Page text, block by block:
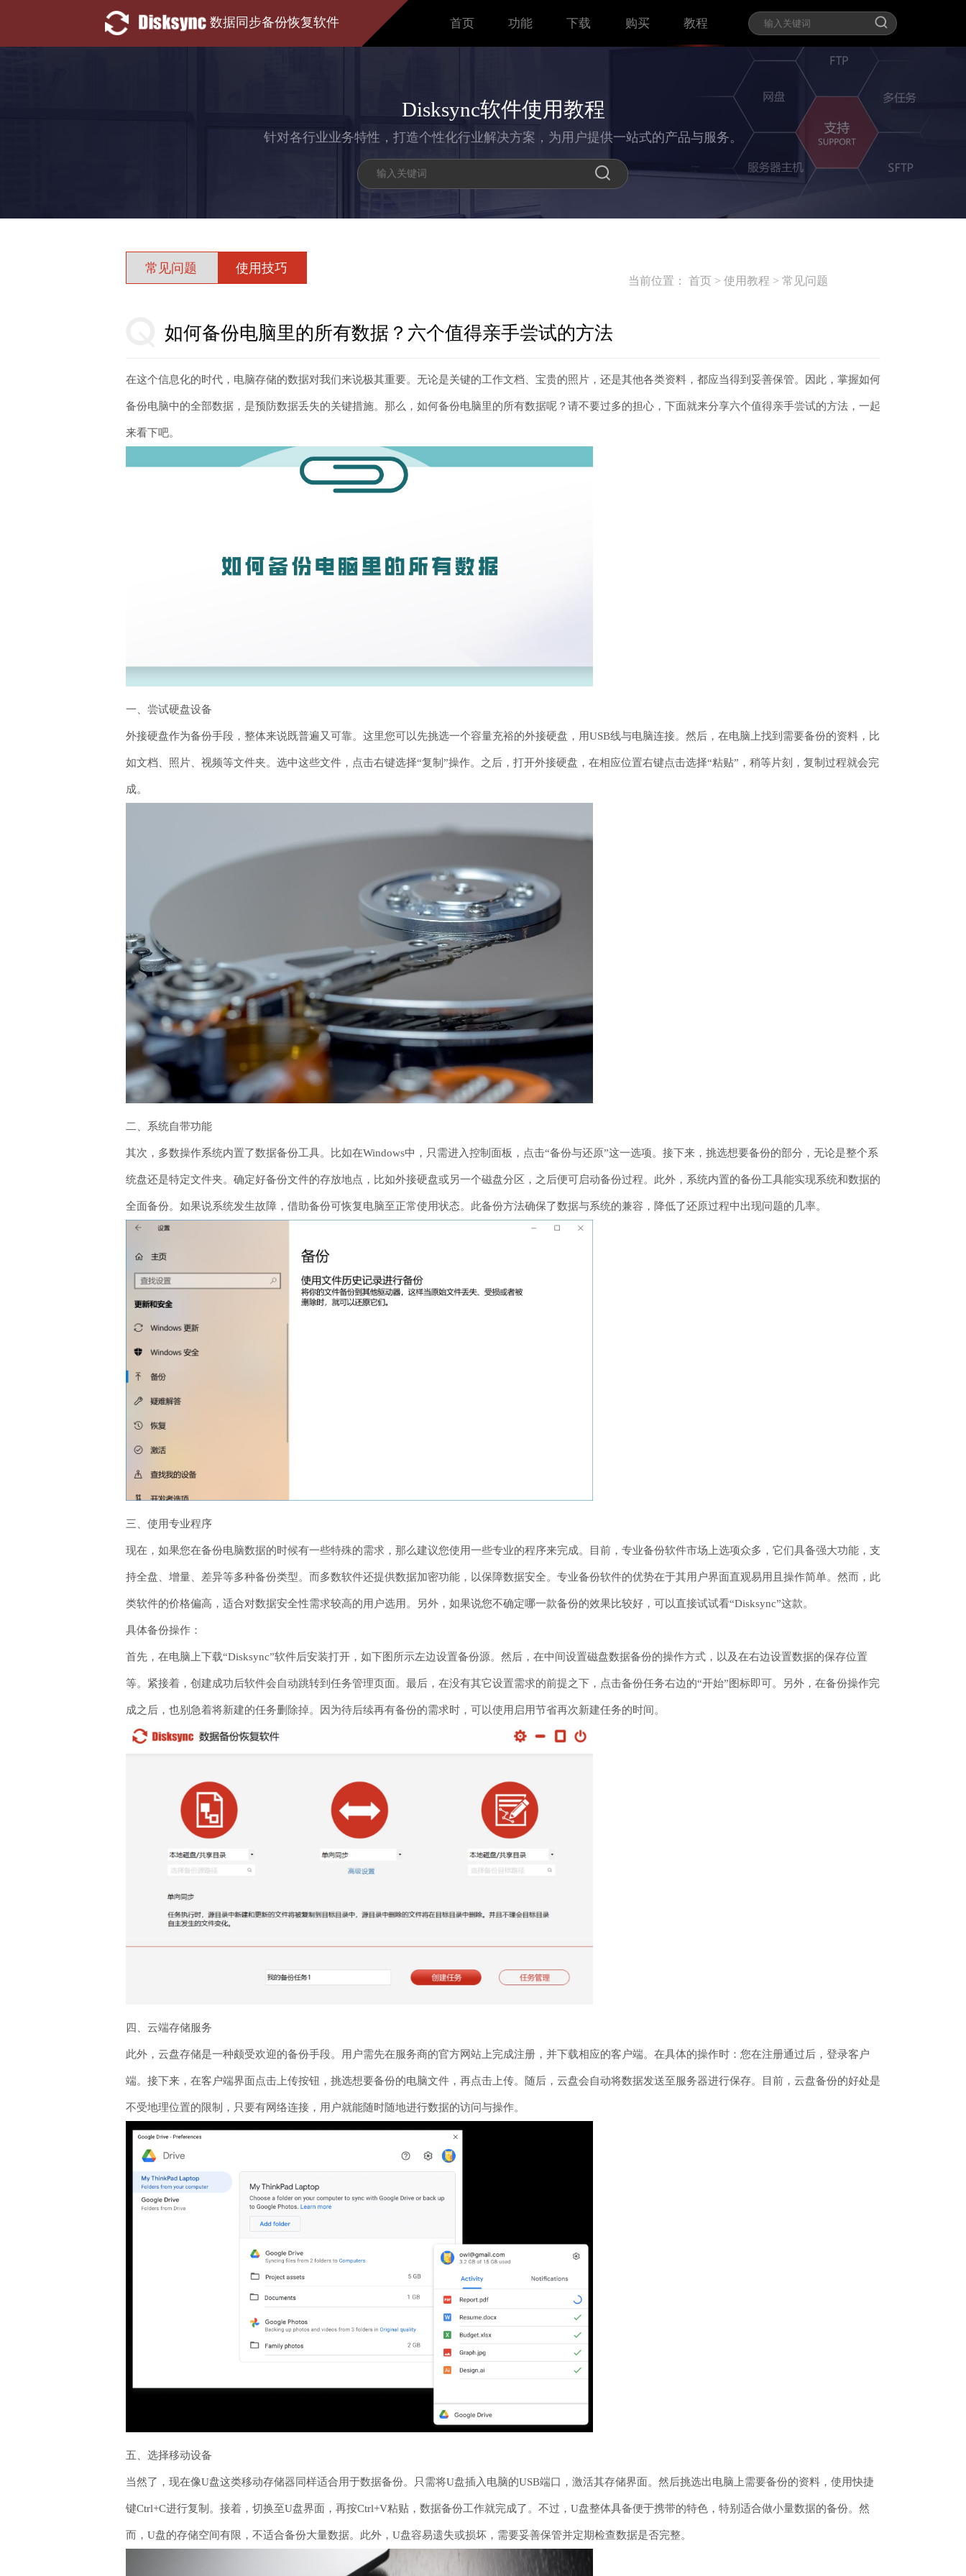
数据同步备份恢复软件 首页 功能 下载 购买 教程
Disksync软件使用教程
针对各行业业务特性，打造个性化行业解决方案，为用户提供一站式的产品与服务。
常见问题 使用技巧
当前位置： 首页 > 使用教程 > 常见问题
如何备份电脑里的所有数据？六个值得亲手尝试的方法
在这个信息化的时代，电脑存储的数据对我们来说极其重要。无论是关键的工作文档、宝贵的照片，还是其他各类资料，都应当得到妥善保管。因此，掌握如何
备份电脑中的全部数据，是预防数据丢失的关键措施。那么，如何备份电脑里的所有数据呢？请不要过多的担心，下面就来分享六个值得亲手尝试的方法，一起
来看下吧。
一、尝试硬盘设备
外接硬盘作为备份手段，整体来说既普遍又可靠。这里您可以先挑选一个容量充裕的外接硬盘，用USB线与电脑连接。然后，在电脑上找到需要备份的资料，比
如文档、照片、视频等文件夹。选中这些文件，点击右键选择“复制”操作。之后，打开外接硬盘，在相应位置右键点击选择“粘贴”，稍等片刻，复制过程就会完
成。
二、系统自带功能
其次，多数操作系统内置了数据备份工具。比如在Windows中，只需进入控制面板，点击“备份与还原”这一选项。接下来，挑选想要备份的部分，无论是整个系
统盘还是特定文件夹。确定好备份文件的存放地点，比如外接硬盘或另一个磁盘分区，之后便可启动备份过程。此外，系统内置的备份工具能实现系统和数据的
全面备份。如果说系统发生故障，借助备份可恢复电脑至正常使用状态。此备份方法确保了数据与系统的兼容，降低了还原过程中出现问题的几率。
三、使用专业程序
现在，如果您在备份电脑数据的时候有一些特殊的需求，那么建议您使用一些专业的程序来完成。目前，专业备份软件市场上选项众多，它们具备强大功能，支
持全盘、增量、差异等多种备份类型。而多数软件还提供数据加密功能，以保障数据安全。专业备份软件的优势在于其用户界面直观易用且操作简单。然而，此
类软件的价格偏高，适合对数据安全性需求较高的用户选用。另外，如果说您不确定哪一款备份的效果比较好，可以直接试试看“Disksync”这款。
具体备份操作：
首先，在电脑上下载“Disksync”软件后安装打开，如下图所示左边设置备份源。然后，在中间设置磁盘数据备份的操作方式，以及在右边设置数据的保存位置
等。紧接着，创建成功后软件会自动跳转到任务管理页面。最后，在没有其它设置需求的前提之下，点击备份任务右边的“开始”图标即可。另外，在备份操作完
成之后，也别急着将新建的任务删除掉。因为待后续再有备份的需求时，可以使用启用节省再次新建任务的时间。
四、云端存储服务
此外，云盘存储是一种颇受欢迎的备份手段。用户需先在服务商的官方网站上完成注册，并下载相应的客户端。在具体的操作时：您在注册通过后，登录客户
端。接下来，在客户端界面点击上传按钮，挑选想要备份的电脑文件，再点击上传。随后，云盘会自动将数据发送至服务器进行保存。目前，云盘备份的好处是
不受地理位置的限制，只要有网络连接，用户就能随时随地进行数据的访问与操作。
五、选择移动设备
当然了，现在像U盘这类移动存储器同样适合用于数据备份。只需将U盘插入电脑的USB端口，激活其存储界面。然后挑选出电脑上需要备份的资料，使用快捷
键Ctrl+C进行复制。接着，切换至U盘界面，再按Ctrl+V粘贴，数据备份工作就完成了。不过，U盘整体具备便于携带的特色，特别适合做小量数据的备份。然
而，U盘的存储空间有限，不适合备份大量数据。此外，U盘容易遗失或损坏，需要妥善保管并定期检查数据是否完整。